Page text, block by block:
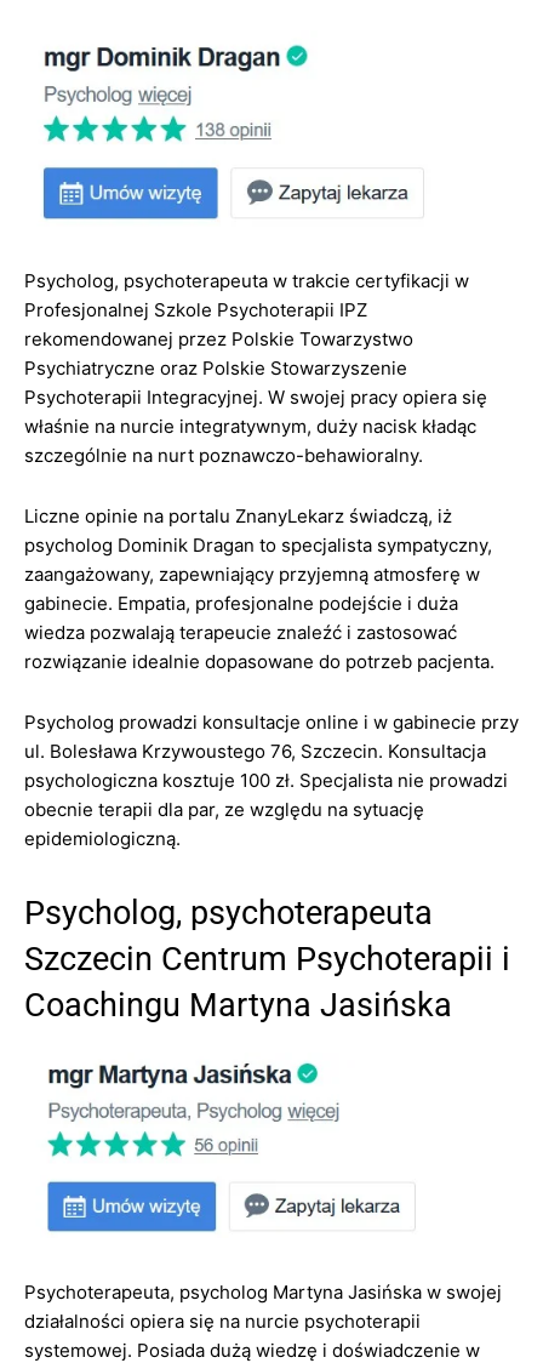
Psycholog, psychoterapeuta w trakcie certyfikacji w
Profesjonalnej Szkole Psychoterapii IPZ
rekomendowanej przez Polskie Towarzystwo
Psychiatryczne oraz Polskie Stowarzyszenie
Psychoterapii Integracyjnej. W swojej pracy opiera się
właśnie na nurcie integratywnym, duży nacisk kładąc
szczególnie na nurt poznawczo-behawioralny.
Liczne opinie na portalu ZnanyLekarz świadczą, iż
psycholog Dominik Dragan to specjalista sympatyczny,
zaangażowany, zapewniający przyjemną atmosferę w
gabinecie. Empatia, profesjonalne podejście i duża
wiedza pozwalają terapeucie znaleźć i zastosować
rozwiązanie idealnie dopasowane do potrzeb pacjenta.
Psycholog prowadzi konsultacje online i w gabinecie przy
ul. Bolesława Krzywoustego 76, Szczecin. Konsultacja
psychologiczna kosztuje 100 zł. Specjalista nie prowadzi
obecnie terapii dla par, ze względu na sytuację
epidemiologiczną.
Psycholog, psychoterapeuta
Szczecin Centrum Psychoterapii i
Coachingu Martyna Jasińska
Psychoterapeuta, psycholog Martyna Jasińska w swojej
działalności opiera się na nurcie psychoterapii
systemowej. Posiada dużą wiedzę i doświadczenie w